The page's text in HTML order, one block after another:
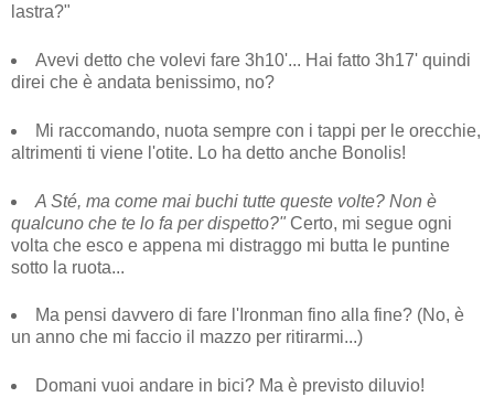
lastra?"
Avevi detto che volevi fare 3h10'... Hai fatto 3h17' quindi
direi che è andata benissimo, no?
Mi raccomando, nuota sempre con i tappi per le orecchie,
altrimenti ti viene l'otite. Lo ha detto anche Bonolis!
A Sté, ma come mai buchi tutte queste volte? Non è
qualcuno che te lo fa per dispetto?" Certo, mi segue ogni
volta che esco e appena mi distraggo mi butta le puntine
sotto la ruota...
Ma pensi davvero di fare l'Ironman fino alla fine? (No, è
un anno che mi faccio il mazzo per ritirarmi...)
Domani vuoi andare in bici? Ma è previsto diluvio!